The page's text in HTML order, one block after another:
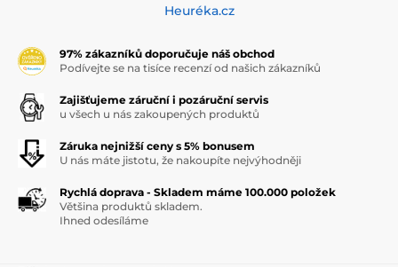
Heuréka.cz
97% zákazníků doporučuje náš obchod
Podívejte se na tisíce recenzí od našich zákazníků
Zajišťujeme záruční i pozáruční servis
u všech u nás zakoupených produktů
Záruka nejnižší ceny s 5% bonusem
U nás máte jistotu, že nakoupíte nejvýhodněji
Rychlá doprava - Skladem máme 100.000 položek
Většina produktů skladem.
Ihned odesíláme